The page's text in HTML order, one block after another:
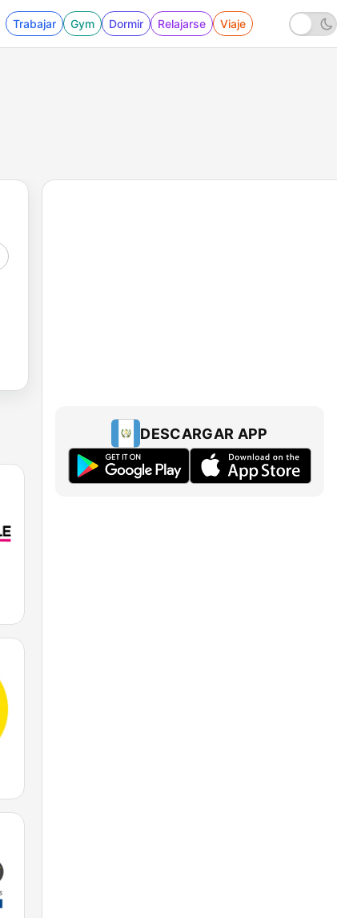
Trabajar Gym Dormir Relajarse Viaje
DESCARGAR APP